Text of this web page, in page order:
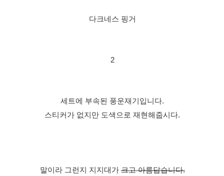
다크네스 핑거
2
세트에 부속된 풍운재기입니다.
스티커가 없지만 도색으로 재현해줍시다.
말이라 그런지 지지대가 크고 아름답습니다.